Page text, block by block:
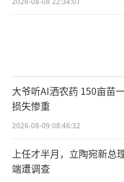
大爷听AI洒农药 150亩苗
损失惨重
2026-08-09 08:46:32
上任才半月，立陶宛新总
端遭调查